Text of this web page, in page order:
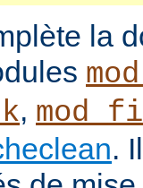
la
,
.